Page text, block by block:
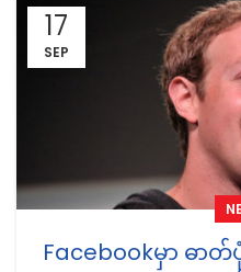
17
SEP
Facebookမှာ ဓာတ်